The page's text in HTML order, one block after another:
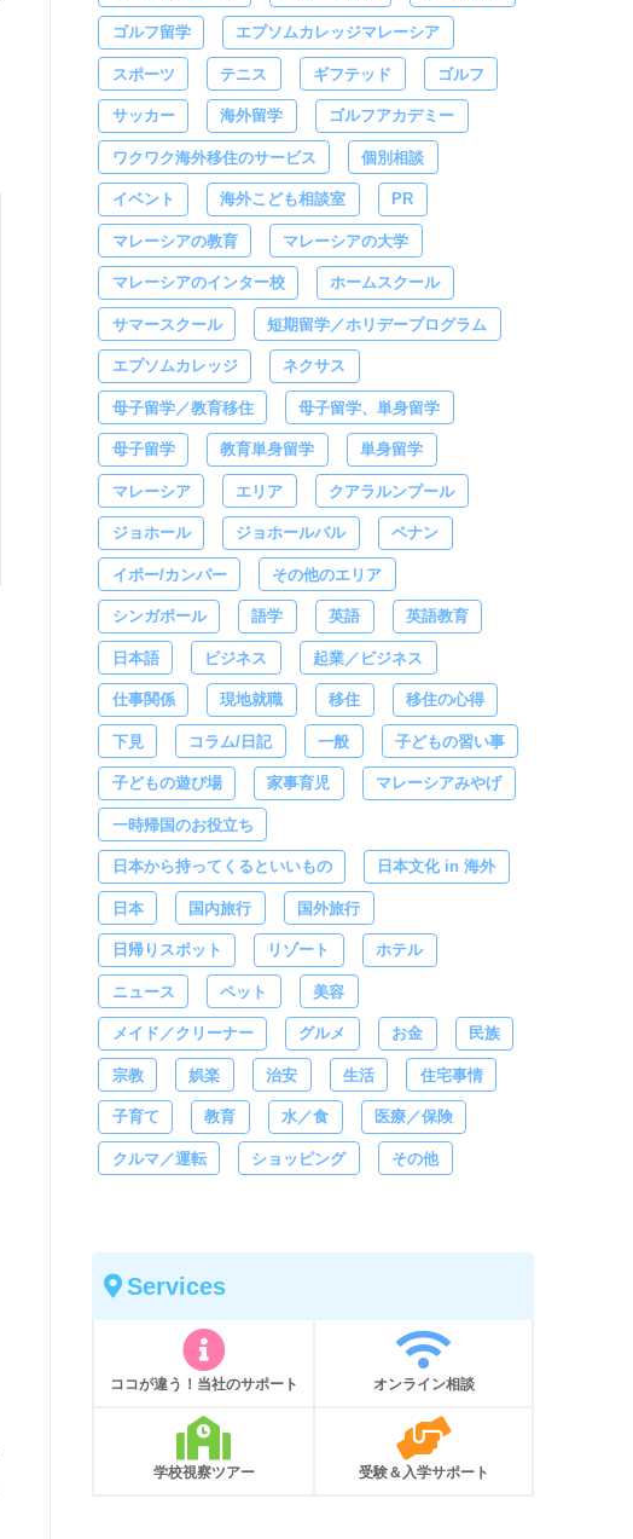
ゴルフ留学 エプソムカレッジマレーシア
スポーツ テニス ギフテッド ゴルフ
サッカー 海外留学 ゴルフアカデミー
ワクワク海外移住のサービス 個別相談
イベント 海外こども相談室 PR
マレーシアの教育 マレーシアの大学
マレーシアのインター校 ホームスクール
サマースクール 短期留学／ホリデープログラム
エプソムカレッジ ネクサス
母子留学／教育移住 母子留学、単身留学
母子留学 教育単身留学 単身留学
マレーシア エリア クアラルンプール
ジョホール ジョホールバル ペナン
イポー/カンパー その他のエリア
シンガポール 語学 英語 英語教育
日本語 ビジネス 起業／ビジネス
仕事関係 現地就職 移住 移住の心得
下見 コラム/日記 一般 子どもの習い事
子どもの遊び場 家事育児 マレーシアみやげ
一時帰国のお役立ち
日本から持ってくるといいもの 日本文化 in 海外
日本 国内旅行 国外旅行
日帰りスポット リゾート ホテル
ニュース ペット 美容
メイド／クリーナー グルメ お金 民族
宗教 娯楽 治安 生活 住宅事情
子育て 教育 水／食 医療／保険
クルマ／運転 ショッピング その他
Services
ココが違う！当社のサポート オンライン相談
学校視察ツアー 受験＆入学サポート